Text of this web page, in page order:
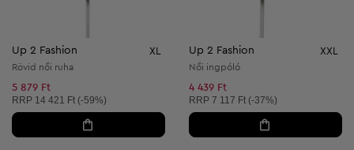
Up 2 Fashion XL
Rövid női ruha
5 879 Ft
Ajánlott ár:
RRP 14 421 Ft (-59%)
Up 2 Fashion XXL
Női ingpóló
4 439 Ft
Ajánlott ár:
RRP 7 117 Ft (-37%)